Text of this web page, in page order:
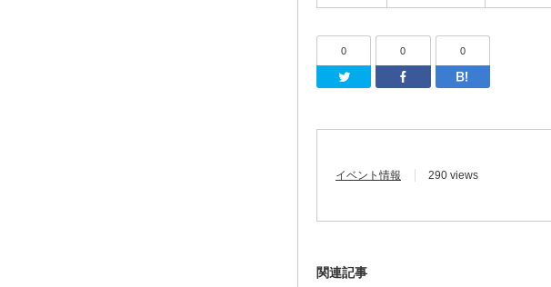
0
Twitter
0
Facebook
0
イベント情報 290 views
関連記事